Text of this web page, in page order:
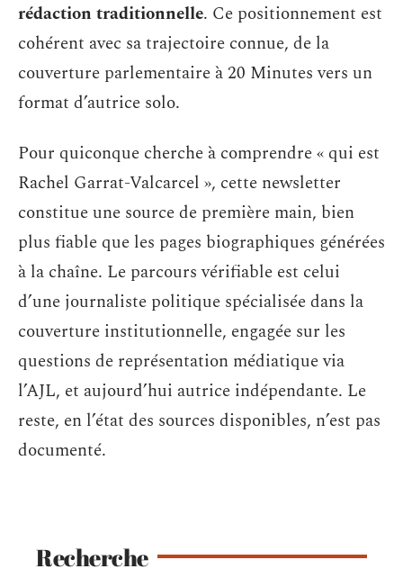
rédaction traditionnelle. Ce positionnement est
cohérent avec sa trajectoire connue, de la
couverture parlementaire à 20 Minutes vers un
format d’autrice solo.
Pour quiconque cherche à comprendre « qui est
Rachel Garrat-Valcarcel », cette newsletter
constitue une source de première main, bien
plus fiable que les pages biographiques générées
à la chaîne. Le parcours vérifiable est celui
d’une journaliste politique spécialisée dans la
couverture institutionnelle, engagée sur les
questions de représentation médiatique via
l’AJL, et aujourd’hui autrice indépendante. Le
reste, en l’état des sources disponibles, n’est pas
documenté.
Recherche